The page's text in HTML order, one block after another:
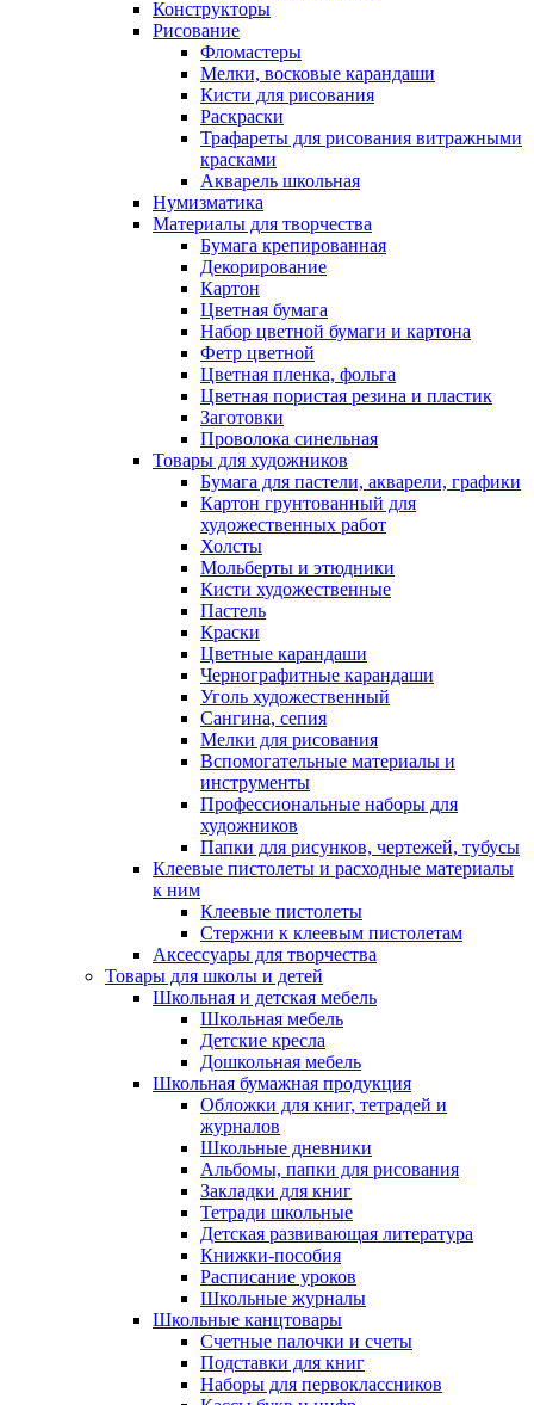
Конструкторы
Рисование
Фломастеры
Мелки, восковые карандаши
Кисти для рисования
Раскраски
Трафареты для рисования витражными
красками
Акварель школьная
Нумизматика
Материалы для творчества
Бумага крепированная
Декорирование
Картон
Цветная бумага
Набор цветной бумаги и картона
Фетр цветной
Цветная пленка, фольга
Цветная пористая резина и пластик
Заготовки
Проволока синельная
Товары для художников
Бумага для пастели, акварели, графики
Картон грунтованный для
художественных работ
Холсты
Мольберты и этюдники
Кисти художественные
Пастель
Краски
Цветные карандаши
Чернографитные карандаши
Уголь художественный
Сангина, сепия
Мелки для рисования
Вспомогательные материалы и
инструменты
Профессиональные наборы для
художников
Папки для рисунков, чертежей, тубусы
Клеевые пистолеты и расходные материалы
к ним
Клеевые пистолеты
Стержни к клеевым пистолетам
Аксессуары для творчества
Товары для школы и детей
Школьная и детская мебель
Школьная мебель
Детские кресла
Дошкольная мебель
Школьная бумажная продукция
Обложки для книг, тетрадей и
журналов
Школьные дневники
Альбомы, папки для рисования
Закладки для книг
Тетради школьные
Детская развивающая литература
Книжки-пособия
Расписание уроков
Школьные журналы
Школьные канцтовары
Счетные палочки и счеты
Подставки для книг
Наборы для первоклассников